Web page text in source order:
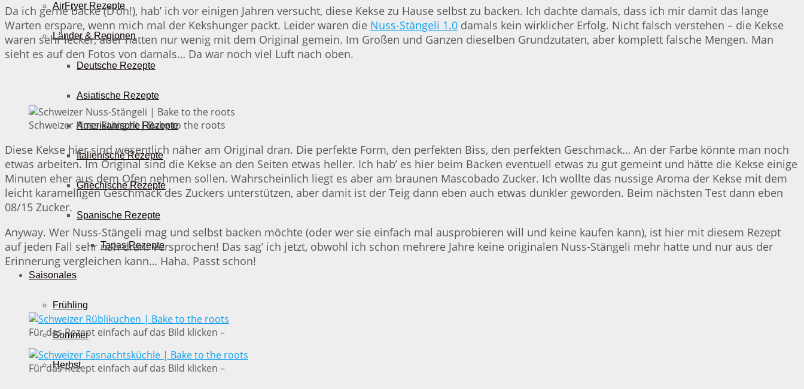
AirFryer Rezepte
Länder & Regionen
Deutsche Rezepte
Asiatische Rezepte
Amerikanische Rezepte
Italienische Rezepte
Griechische Rezepte
Spanische Rezepte
Tapas Rezepte
Saisonales
Frühling
Sommer
Herbst
Da ich gerne backe (D’oh!), hab’ ich vor einigen Jahren versucht, diese Kekse zu Hause selbst zu backen. Ich dachte damals, dass ich mir damit das lange
Warten erspare, wenn mich mal der Kekshunger packt. Leider waren die Nuss-Stängeli 1.0 damals kein wirklicher Erfolg. Nicht falsch verstehen – die Kekse
waren sehr lecker, aber hatten nur wenig mit dem Original gemein. Im Großen und Ganzen dieselben Grundzutaten, aber komplett falsche Mengen. Man
sieht es auf den Fotos von damals… Da war noch viel Luft nach oben.
Schweizer Nuss-Stängeli | Bake to the roots
Diese Kekse hier sind wesentlich näher am Original dran. Die perfekte Form, den perfekten Biss, den perfekten Geschmack… An der Farbe könnte man noch
etwas arbeiten. Im Original sind die Kekse an den Seiten etwas heller. Ich hab’ es hier beim Backen eventuell etwas zu gut gemeint und hätte die Kekse einige
Minuten eher aus dem Ofen nehmen sollen. Wahrscheinlich liegt es aber am braunen Mascobado Zucker. Ich wollte das nussige Aroma der Kekse mit dem
leicht karamelligen Geschmack des Zuckers unterstützen, aber damit ist der Teig dann eben auch etwas dunkler geworden. Beim nächsten Test dann eben
08/15 Zucker.
Anyway. Wer Nuss-Stängeli mag und selbst backen möchte (oder wer sie einfach mal ausprobieren will und keine kaufen kann), ist hier mit diesem Rezept
auf jeden Fall sehr nah dran. Versprochen! Das sag’ ich jetzt, obwohl ich schon mehrere Jahre keine originalen Nuss-Stängeli mehr hatte und nur aus der
Erinnerung vergleichen kann… Haha. Passt schon!
Für das Rezept einfach auf das Bild klicken –
Für das Rezept einfach auf das Bild klicken –